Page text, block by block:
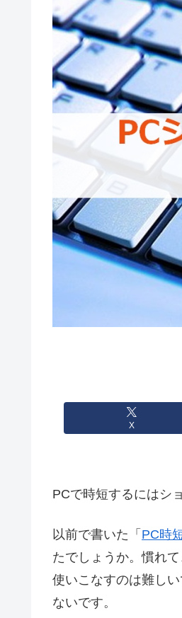
X
PCで時短するにはシ
以前で書いた「 PC時
たでしょうか。慣れ
使いこなすのは難し
ないです。